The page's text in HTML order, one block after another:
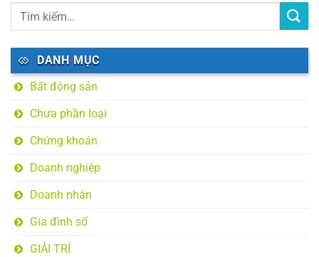
DANH MỤC
Bất động sản
Chưa phần loại
Chứng khoán
Doanh nghiệp
Doanh nhân
Gia đình số
GIẢI TRÍ